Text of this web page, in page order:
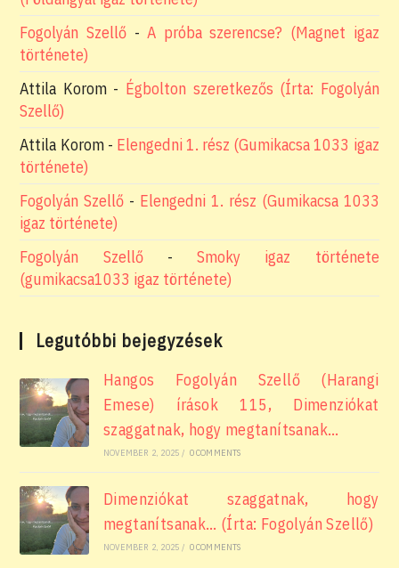
Fogolyán Szellő -A próba szerencse? (Magnet igaz
története)
Attila Korom- Égbolton szeretkezős (Írta: Fogolyán
Szellő)
Attila Korom- Elengedni 1. rész (Gumikacsa 1033 igaz
története)
Fogolyán Szellő - Elengedni 1. rész (Gumikacsa 1033
igaz története)
Fogolyán Szellő-Smoky igaz története
(gumikacsa1033 igaz története)
Legutóbbi bejegyzések
Hangos Fogolyán Szellő (Harangi
Emese) írások 115, Dimenziókat
szaggatnak, hogy megtanítsanak…
NOVEMBER 2, 2025 / 0 COMMENTS
Dimenziókat szaggatnak, hogy
megtanítsanak… (Írta: Fogolyán Szellő)
NOVEMBER 2, 2025 / 0 COMMENTS